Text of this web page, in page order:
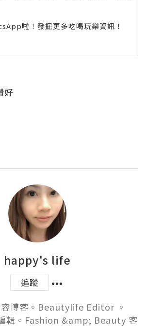
啦！發掘更多吃喝玩樂資訊！
好
happy's life
追蹤
博客。Beautylife Editor 。
輯。Fashion &amp; Beauty 客